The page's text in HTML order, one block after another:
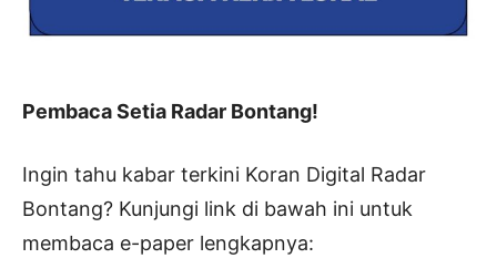
Pembaca Setia Radar Bontang!
Ingin tahu kabar terkini Koran Digital Radar
Bontang? Kunjungi link di bawah ini untuk
membaca e-paper lengkapnya: